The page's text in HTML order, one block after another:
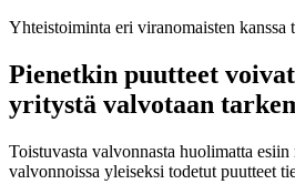
Yhteistoiminta eri viranomaisten
Pienetkin puutteet
yritystä valvotaan
Toistuvasta valvonnasta huolimatta
valvonnoissa yleiseksi todetut puutteet